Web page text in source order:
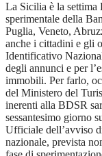
La Sicilia è la settima
sperimentale della
Puglia, Veneto,
anche i cittadini e gli
Identificativo
degli annunci e per
immobili. Per farlo,
del Ministero del
inerenti alla BDSR
sessantesimo giorno
Ufficiale dell’avviso
nazionale, prevista